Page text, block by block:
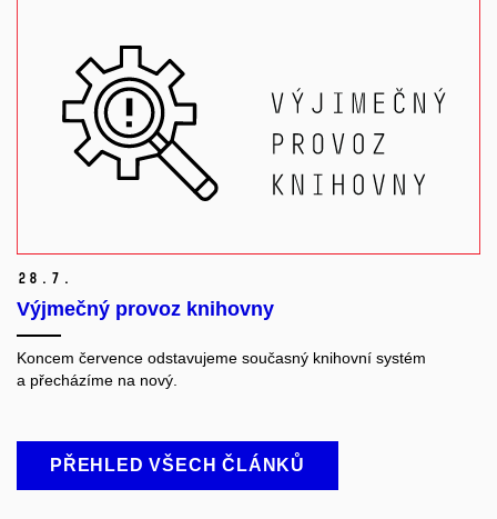
28. 7.
Výjmečný provoz knihovny
Koncem července odstavujeme současný knihovní systém
a přecházíme na nový.
PŘEHLED VŠECH ČLÁNKŮ